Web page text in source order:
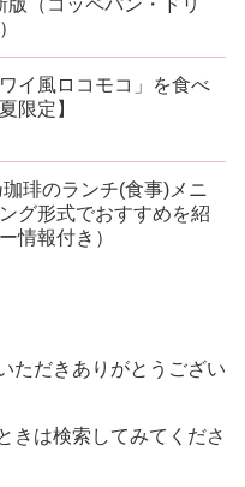
イ風ロコモコ」を食べ
限定】
珈琲のランチ(食事)メニ
グ形式でおすすめを紹
情報付き）
ただきありがとうござい
きは検索してみてくださ